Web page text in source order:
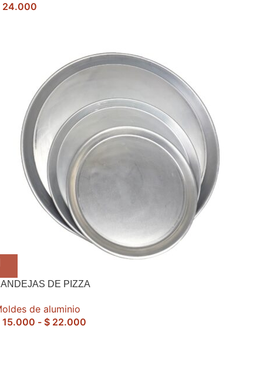
24.000
DE PIZZA
de aluminio
15.000 - $ 22.000